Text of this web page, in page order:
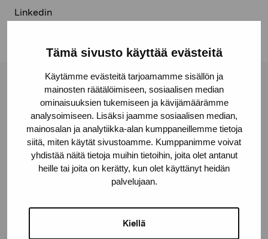
Tämä sivusto käyttää evästeitä
Käytämme evästeitä tarjoamamme sisällön ja
mainosten räätälöimiseen, sosiaalisen median
ominaisuuksien tukemiseen ja kävijämäärämme
analysoimiseen. Lisäksi jaamme sosiaalisen median,
mainosalan ja analytiikka-alan kumppaneillemme tietoja
siitä, miten käytät sivustoamme. Kumppanimme voivat
yhdistää näitä tietoja muihin tietoihin, joita olet antanut
heille tai joita on kerätty, kun olet käyttänyt heidän
palvelujaan.
Kiellä
Linkedin
Pro Artibus Foundation
Gustav Wasas gata 11
10600 Ekenäs
proartibus@proartibus.fi